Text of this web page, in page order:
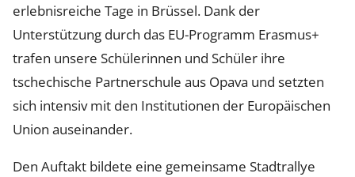
erlebnisreiche Tage in Brüssel. Dank der
Unterstützung durch das EU-Programm Erasmus+
trafen unsere Schülerinnen und Schüler ihre
tschechische Partnerschule aus Opava und setzten
sich intensiv mit den Institutionen der Europäischen
Union auseinander.
Den Auftakt bildete eine gemeinsame Stadtrallye